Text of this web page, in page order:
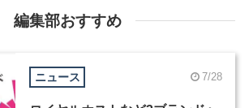
編集部おすすめ
ニュース 7/28